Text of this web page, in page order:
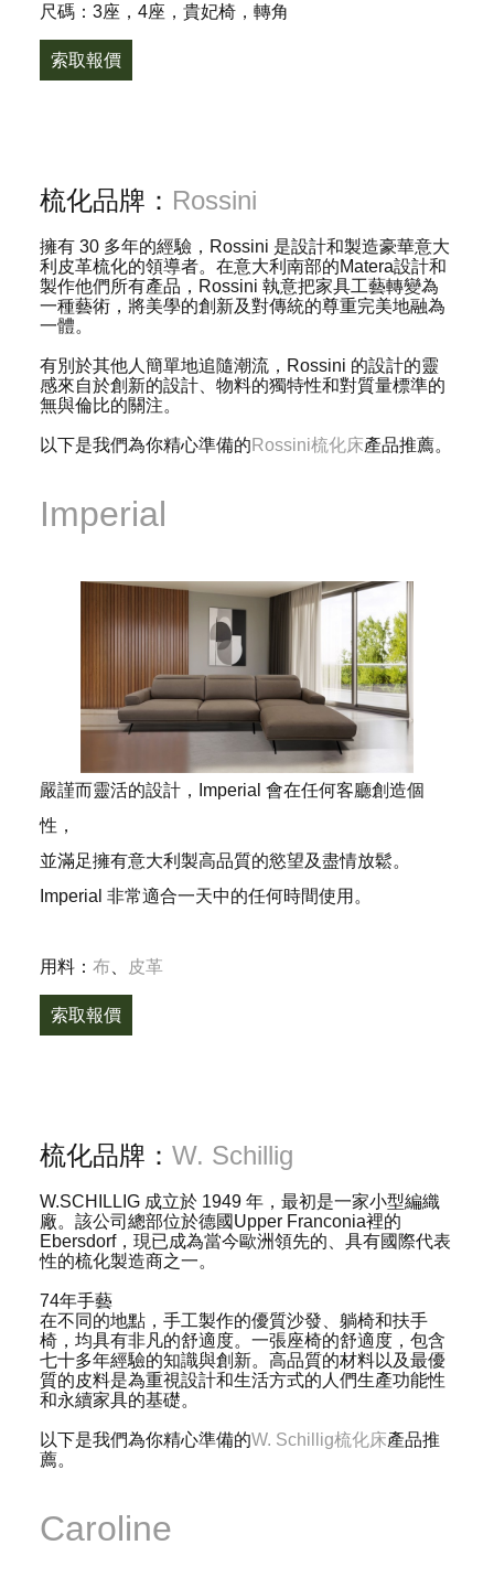
尺碼：3座，4座，貴妃椅，轉角
索取報價
梳化品牌： Rossini
擁有 30 多年的經驗，Rossini 是設計和製造豪華意大
利皮革梳化的領導者。在意大利南部的Matera設計和
製作他們所有產品，Rossini 執意把家具工藝轉變為
一種藝術，將美學的創新及對傳統的尊重完美地融為
一體。
有別於其他人簡單地追隨潮流，Rossini 的設計的靈
感來自於創新的設計、物料的獨特性和對質量標準的
無與倫比的關注。
以下是我們為你精心準備的 Rossini梳化床產品推薦。
Imperial
嚴謹而靈活的設計，Imperial 會在任何客廳創造個
性，
並滿足擁有意大利製高品質的慾望及盡情放鬆。
Imperial 非常適合一天中的任何時間使用。
用料： 布 皮革
索取報價
梳化品牌： W. Schillig
W.SCHILLIG 成立於 1949 年，最初是一家小型編織
廠。該公司總部位於德國Upper Franconia裡的
Ebersdorf，現已成為當今歐洲領先的、具有國際代表
性的梳化製造商之一。
74年手藝
在不同的地點，手工製作的優質沙發、躺椅和扶手
椅，均具有非凡的舒適度。一張座椅的舒適度，包含
七十多年經驗的知識與創新。高品質的材料以及最優
質的皮料是為重視設計和生活方式的人們生產功能性
和永續家具的基礎。
以下是我們為你精心準備的W. Schillig梳化床產品推
薦。
Caroline